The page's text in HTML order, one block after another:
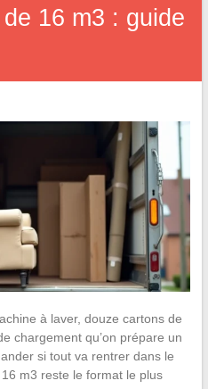
16 m3 : guide
à laver, douze cartons de
chargement qu’on prépare un
si tout va rentrer dans le
m3 reste le format le plus